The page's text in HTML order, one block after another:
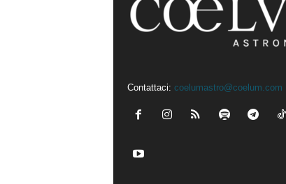
Contattaci: coelumastro@coelum.com